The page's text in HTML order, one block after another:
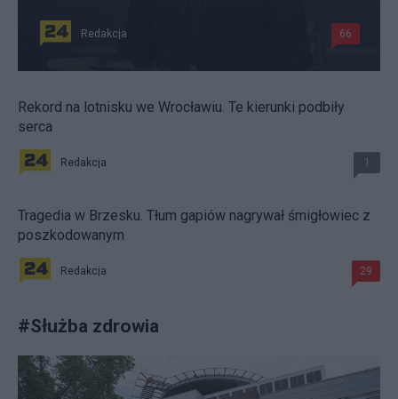
Redakcja 66
Rekord na lotnisku we Wrocławiu. Te kierunki podbiły
serca
Redakcja 1
Tragedia w Brzesku. Tłum gapiów nagrywał śmigłowiec z
poszkodowanym
Redakcja 29
#Służba zdrowia